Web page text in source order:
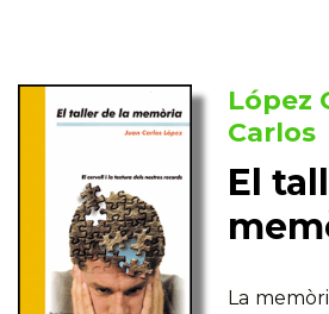
López
Carlos
El
La